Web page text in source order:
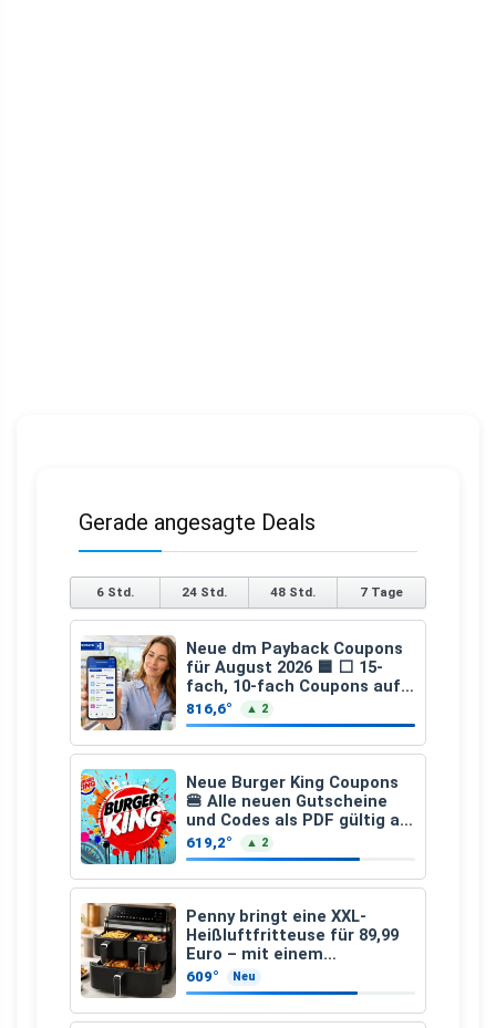
Gerade angesagte Deals
6 Std. 24 Std. 48 Std. 7 Tage
Neue dm Payback Coupons
für August 2026 🟦 ⬜ 15-
fach, 10-fach Coupons auf
den gesamten Einkauf ab 2
€
816,6° ▲ 2
Neue Burger King Coupons
🍔 Alle neuen Gutscheine
und Codes als PDF gültig ab
25.07.2026 bis 04.09.2026
619,2° ▲ 2
Penny bringt eine XXL-
Heißluftfritteuse für 89,99
Euro – mit einem
besonderen Vorteil
609° Neu